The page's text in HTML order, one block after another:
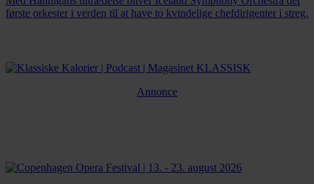
første orkester i verden til at have to kvindelige chefdirigenter i streg.
Annonce